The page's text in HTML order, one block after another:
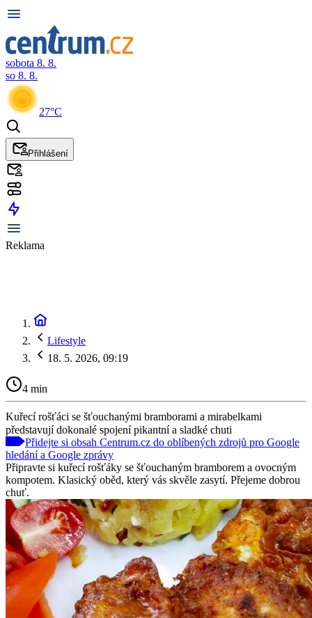
sobota 8. 8.
so 8. 8.
27°C
Přihlášení
Reklama
Lifestyle
18. 5. 2026, 09:19
4 min
Kuřecí rošťáci se šťouchanými bramborami a mirabelkami
představují dokonalé spojení pikantní a sladké chuti
Přidejte si obsah Centrum.cz do oblíbených zdrojů pro Google
hledání a Google zprávy
Připravte si kuřecí rošťáky se šťouchaným bramborem a ovocným
kompotem. Klasický oběd, který vás skvěle zasytí. Přejeme dobrou
chuť.